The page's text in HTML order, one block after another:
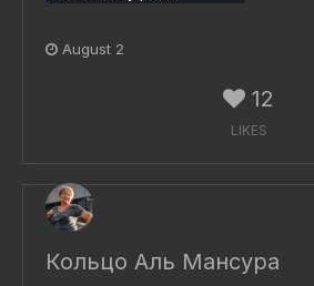
August 2
12
LIKES
Кольцо Аль Мансура